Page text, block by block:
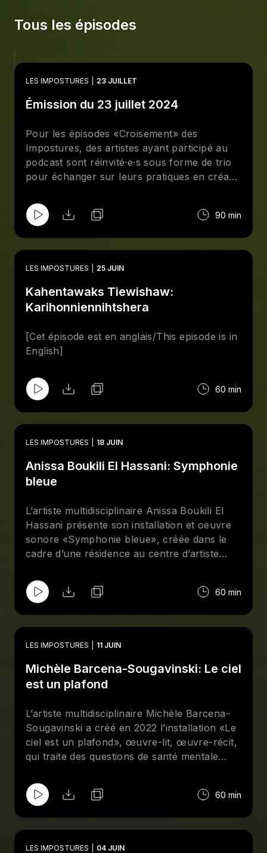
Tous les épisodes
LES IMPOSTURES 23 JUILLET
Émission du 23 juillet 2024
Pour les épisodes «Croisement» des
Impostures, des artistes ayant participé au
podcast sont réinvité·e·s sous forme de trio
pour échanger sur leurs pratiques en créant
parle de l’évolution du projet Micro-Nude de
Liliana Gonzalez-Jarquin, qui a été ajoutée
maîtrise de Tong Zhou à l’Académie des
Beaux-Arts de Hangzhou en Chine en
Gong», et de la première résidence à
l’étranger et exposition solo d’Alice Zerini-Le
90 min
LES IMPOSTURES 25 JUIN
Kahentawaks Tiewishaw:
Karihonniennihtshera
[Cet épisode est en anglais/This episode is in
English]
60 min
LES IMPOSTURES 18 JUIN
Anissa Boukili El Hassani: Symphonie
bleue
L’artiste multidisciplinaire Anissa Boukili El
Hassani présente son installation et oeuvre
sonore «Symphonie bleue», créée dans le
cadre d’une résidence au centre d’artiste
série intitulée «L’océan est un cri que l’on
entend pas», elle s’intéresse à la composition
et à l’Atlantique qui trace un pont entre le
Québec et le Maroc, son pays natal.
travail d’Anissa fait entrer en dialogue les
thématiques de l’immigration,
cultures.
60 min
LES IMPOSTURES 11 JUIN
Michèle Barcena-Sougavinski: Le ciel
est un plafond
L’artiste multidisciplinaire Michèle Barcena-
Sougavinski a créé en 2022 l’installation «Le
ciel est un plafond», œuvre-lit, œuvre-récit,
qui traite des questions de santé mentale
recherche-création réalisé dans le cadre
d’un DESS en art, création et technologie,
littérature numérique, les points de vue
intimistes et l’exploration formelle. Entre rires
60 min
LES IMPOSTURES 04 JUIN